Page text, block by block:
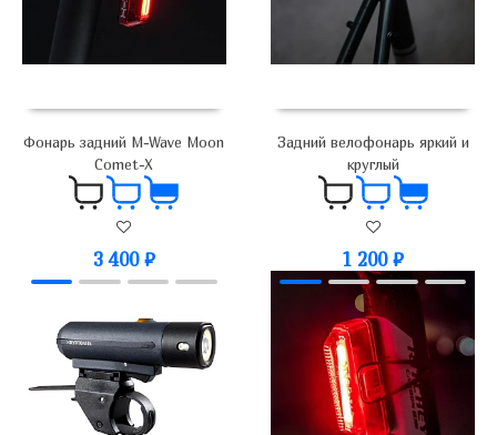
Фонарь задний M-Wave Moon
Comet-X
3 400 ₽
Задний велофонарь яркий и
круглый
1 200₽